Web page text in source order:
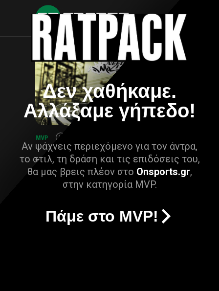
Δεν χαθήκαμε.
Αλλάξαμε γήπεδο!
Αν ψάχνεις περιεχόμενο για τον άντρα,
το στιλ, τη δράση και τις επιδόσεις του,
θα μας βρεις πλέον στο Onsports.gr,
στην κατηγορία MVP.
Πάμε στο MVP!